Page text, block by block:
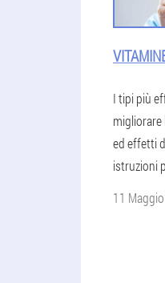
I tipi più
migliorare
ed effetti
istruzioni
11